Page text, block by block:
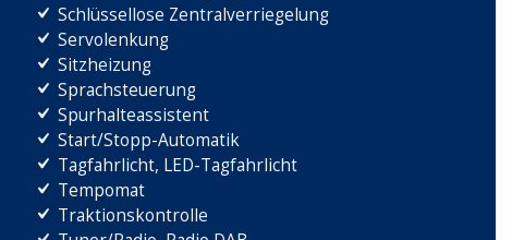
Schlüssellose Zentralverriegelung
Servolenkung
Sitzheizung
Sprachsteuerung
Spurhalteassistent
Start/Stopp-Automatik
Tagfahrlicht, LED-Tagfahrlicht
Tempomat
Traktionskontrolle